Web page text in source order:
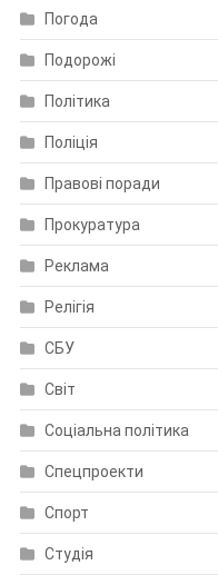
Погода
Подорожі
Політика
Поліція
Правові поради
Прокуратура
Реклама
Релігія
СБУ
Світ
Соціальна політика
Спецпроекти
Спорт
Студія